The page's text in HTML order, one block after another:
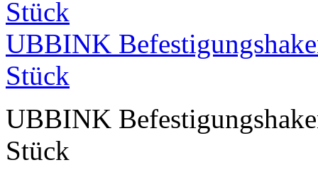
UBBINK
Stück
UBBINK
Stück